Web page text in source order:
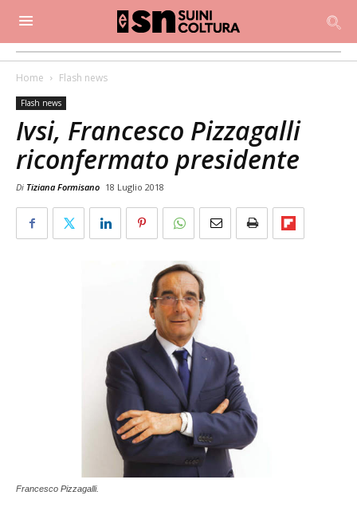
Home Flash news
Flash news
Ivsi, Francesco Pizzagalli
riconfermato presidente
Di Tiziana Formisano 18 Luglio 2018
Francesco Pizzagalli.